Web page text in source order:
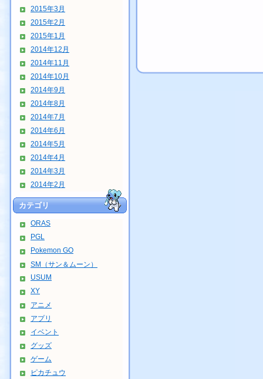
2015年3月
2015年2月
2015年1月
2014年12月
2014年11月
2014年10月
2014年9月
2014年8月
2014年7月
2014年6月
2014年5月
2014年4月
2014年3月
2014年2月
カテゴリ
ORAS
PGL
Pokemon GO
SM（サン＆ムーン）
USUM
XY
アニメ
アプリ
イベント
グッズ
ゲーム
ピカチュウ